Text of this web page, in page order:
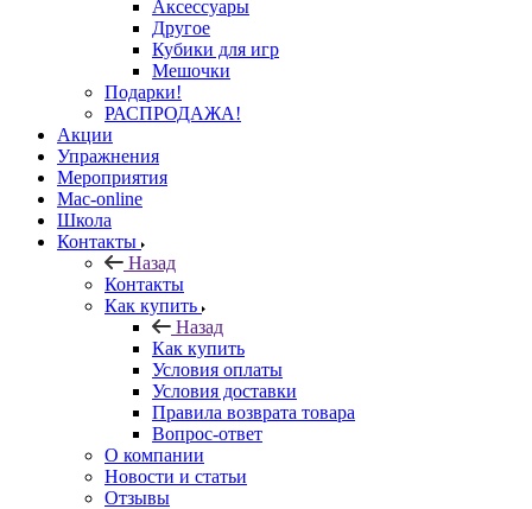
Аксессуары
Другое
Кубики для игр
Мешочки
Подарки!
РАСПРОДАЖА!
Акции
Упражнения
Мероприятия
Mac-online
Школа
Контакты
Назад
Контакты
Как купить
Назад
Как купить
Условия оплаты
Условия доставки
Правила возврата товара
Вопрос-ответ
О компании
Новости и статьи
Отзывы